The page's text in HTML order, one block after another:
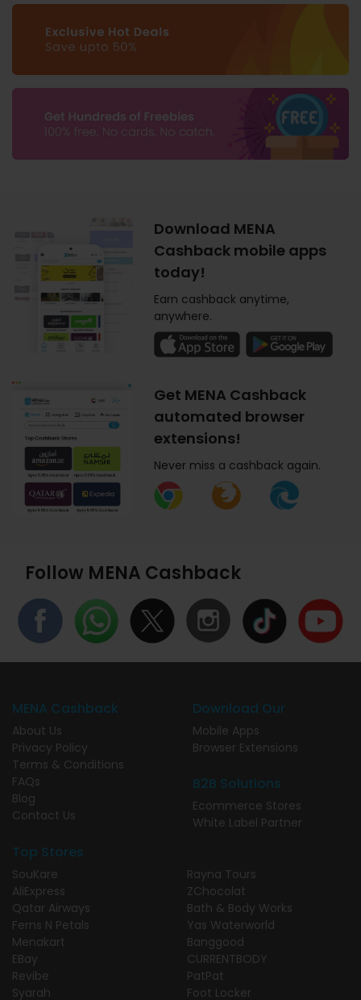
Download MENA
Cashback mobile apps
today!
Earn cashback anytime,
anywhere.
Get MENA Cashback
automated browser
extensions!
Never miss a cashback again.
Follow MENA Cashback
MENA Cashback
About Us
Privacy Policy
Terms & Conditions
FAQs
Blog
Contact Us
Download Our
Mobile Apps
Browser Extensions
B2B Solutions
Ecommerce Stores
White Label Partner
Top Stores
SouKare
AliExpress
Qatar Airways
Ferns N Petals
Menakart
EBay
Revibe
Syarah
Rayna Tours
ZChocolat
Bath & Body Works
Yas Waterworld
Banggood
CURRENTBODY
PatPat
Foot Locker